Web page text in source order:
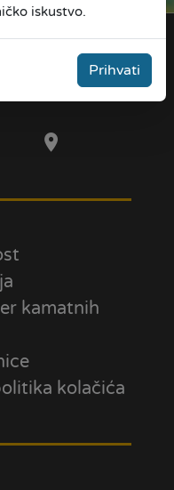
kamatnih
kolačića
iskustvo.
Prihvati